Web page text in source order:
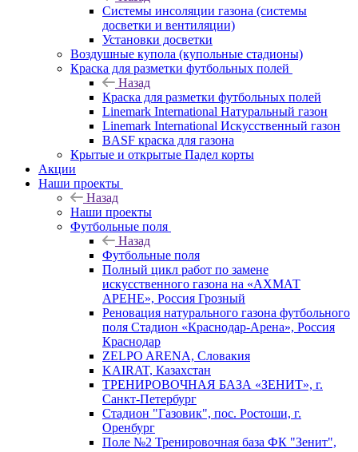
Системы инсоляции газона (системы
досветки и вентиляции)
Установки досветки
Воздушные купола (купольные стадионы)
Краска для разметки футбольных полей
Назад
Краска для разметки футбольных полей
Linemark International Натуральный газон
Linemark International Искусственный газон
BASF краска для газона
Крытые и открытые Падел корты
Акции
Наши проекты
Назад
Наши проекты
Футбольные поля
Назад
Футбольные поля
Полный цикл работ по замене
искусственного газона на «АХМАТ
АРЕНЕ», Россия Грозный
Реновация натурального газона футбольного
поля Стадион «Краснодар-Арена», Россия
Краснодар
ZELPO ARENA, Словакия
KAIRAT, Казахстан
ТРЕНИРОВОЧНАЯ БАЗА «ЗЕНИТ», г.
Санкт-Петербург
Стадион "Газовик", пос. Ростоши, г.
Оренбург
Поле №2 Тренировочная база ФК "Зенит",